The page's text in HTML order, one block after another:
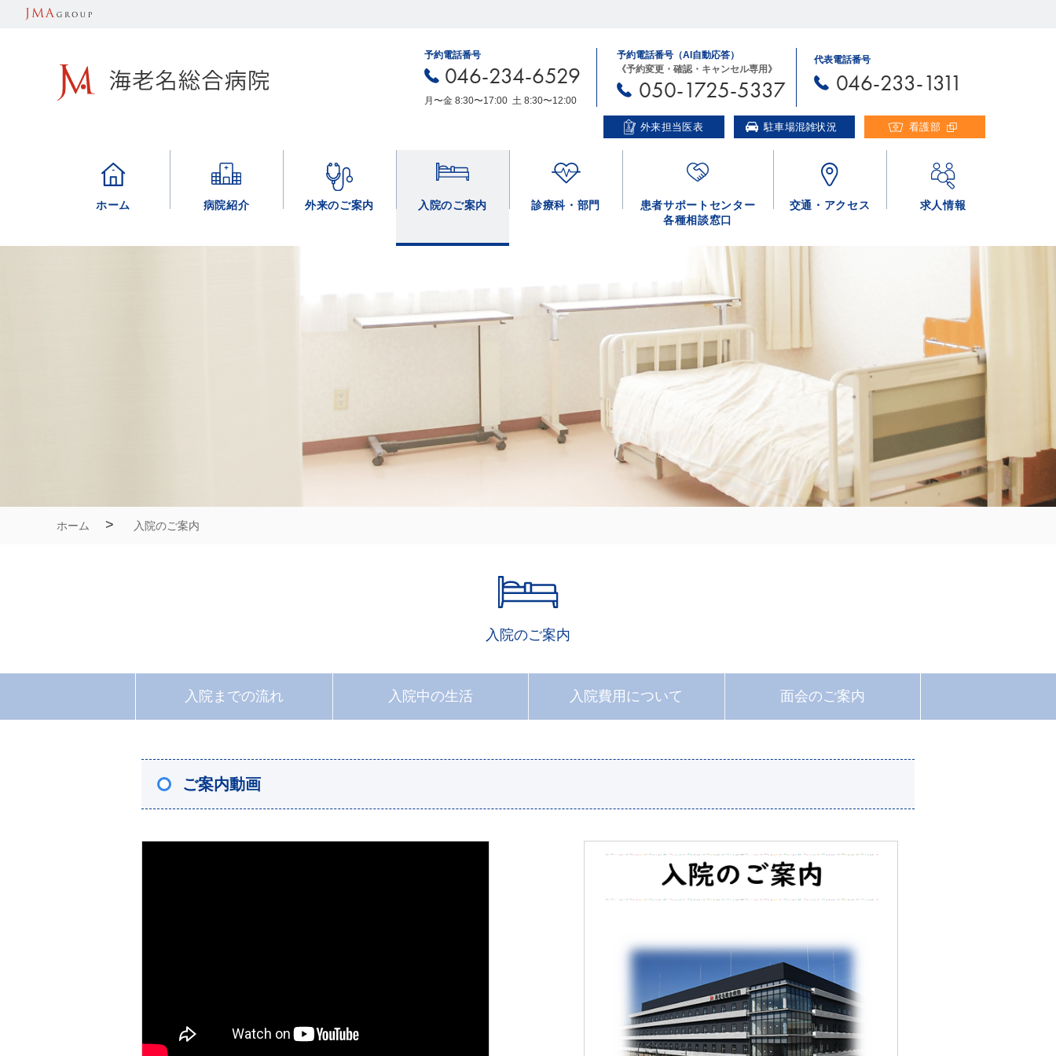
予約電話番号
046-234-6529
月〜金 8:30〜17:00 土 8:30〜12:00
予約電話番号（AI自動応答）
《予約変更・確認・キャンセル専用》
050-1725-5337
代表電話番号
046-233-1311
外来担当医表 駐車場混雑状況 看護部
ホーム 病院紹介 外来のご案内 入院のご案内 診療科・部門
患者サポートセンター
各種相談窓口
交通・アクセス 求人情報
ホーム > 入院のご案内
入院のご案内
入院までの流れ 入院中の生活 入院費用について 面会のご案内
ご案内動画